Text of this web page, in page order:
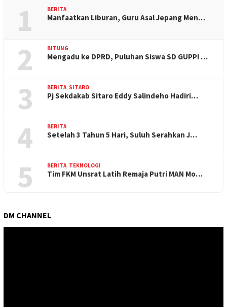
1 BERITA
Manfaatkan Liburan, Guru Asal Jepang Men…
2 BITUNG
Mengadu ke DPRD, Puluhan Siswa SD GUPPI …
3 BERITA, SITARO
Pj Sekdakab Sitaro Eddy Salindeho Hadiri…
4 BERITA
Setelah 3 Tahun 5 Hari, Suluh Serahkan J…
5 BERITA, TEKNOLOGI
Tim FKM Unsrat Latih Remaja Putri MAN Mo…
DM CHANNEL